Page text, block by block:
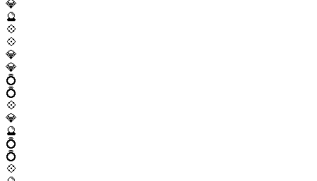
💎
🔮
💠
💠
💎
💎
💍
💍
💠
💎
🔮
💍
💍
💠